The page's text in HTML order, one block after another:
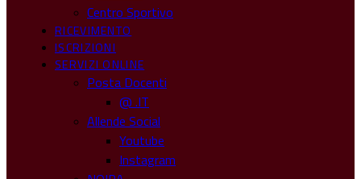
Centro Sportivo
RICEVIMENTO
ISCRIZIONI
SERVIZI ONLINE
Posta Docenti
@ .IT
Allende Social
Youtube
Instagram